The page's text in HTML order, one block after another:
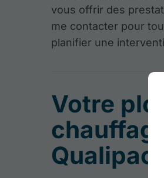
vous offrir des
me contacter pour
planifier une
Votre
Qualipac